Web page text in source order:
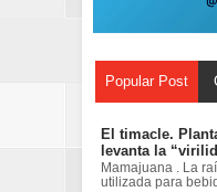
Popular Post
El timacle.
levanta la
Mamajuana . La
utilizada para